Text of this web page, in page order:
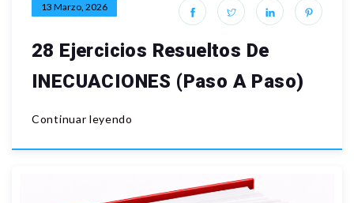
13 Marzo, 2026
28 Ejercicios Resueltos De
INECUACIONES (Paso A Paso)
Continuar leyendo